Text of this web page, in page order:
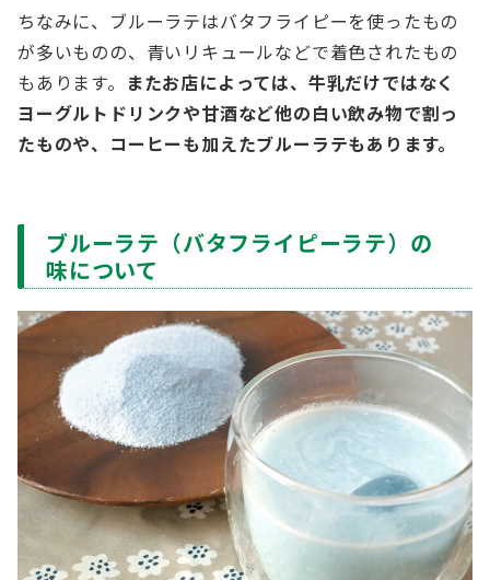
ちなみに、ブルーラテはバタフライピーを使ったもの
が多いものの、青いリキュールなどで着色されたもの
もあります。 またお店によっては、牛乳だけではなく
ヨーグルトドリンクや甘酒など他の白い飲み物で割っ
たものや、コーヒーも加えたブルーラテもあります。
ブルーラテ（バタフライピーラテ）の
味について